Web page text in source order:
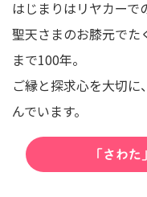
はじまりはリヤカーで
聖天さまのお膝元でた
まで100年。
ご縁と探求心を大切
んでいます。
「さわ